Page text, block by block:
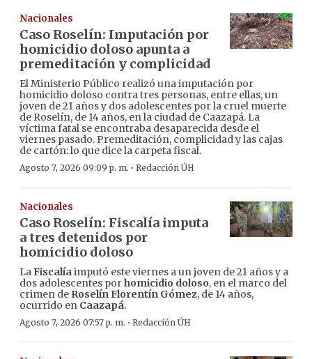
Nacionales
Caso Roselín: Imputación por
homicidio doloso apunta a
premeditación y complicidad
El Ministerio Público realizó una imputación por
homicidio doloso contra tres personas, entre ellas, un
joven de 21 años y dos adolescentes por la cruel muerte
de Roselín, de 14 años, en la ciudad de Caazapá. La
víctima fatal se encontraba desaparecida desde el
viernes pasado. Premeditación, complicidad y las cajas
de cartón: lo que dice la carpeta fiscal.
Agosto 7, 2026 09:09 p. m. · Redacción ÚH
Nacionales
Caso Roselín: Fiscalía imputa
a tres detenidos por
homicidio doloso
LaFiscalíaimputó este viernes a un joven de 21 años y a
dos adolescentes porhomicidio doloso, en el marco del
crimen de Roselín Florentín Gómez, de 14 años,
ocurrido en Caazapá.
Agosto 7, 2026 07:57 p. m. · Redacción ÚH